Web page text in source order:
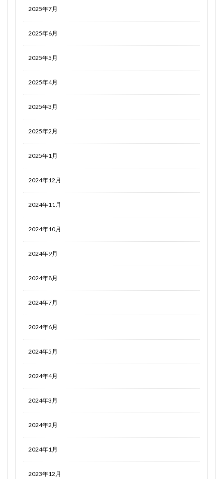
2025年7月
2025年6月
2025年5月
2025年4月
2025年3月
2025年2月
2025年1月
2024年12月
2024年11月
2024年10月
2024年9月
2024年8月
2024年7月
2024年6月
2024年5月
2024年4月
2024年3月
2024年2月
2024年1月
2023年12月